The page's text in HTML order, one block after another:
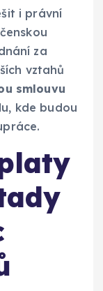
i právní
za
vztahů
smlouvu
kde budou